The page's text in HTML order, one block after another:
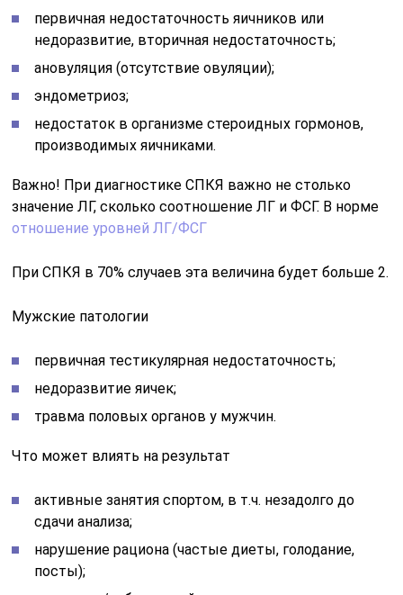
первичная недостаточность яичников или
недоразвитие, вторичная недостаточность;
ановуляция (отсутствие овуляции);
эндометриоз;
недостаток в организме стероидных гормонов,
производимых яичниками.
Важно! При диагностике СПКЯ важно не столько
значение ЛГ, сколько соотношение ЛГ и ФСГ. В норме
отношение уровней ЛГ/ФСГ
При СПКЯ в 70% случаев эта величина будет больше 2.
Мужские патологии
первичная тестикулярная недостаточность;
недоразвитие яичек;
травма половых органов у мужчин.
Что может влиять на результат
активные занятия спортом, в т.ч. незадолго до
сдачи анализа;
нарушение рациона (частые диеты, голодание,
посты);